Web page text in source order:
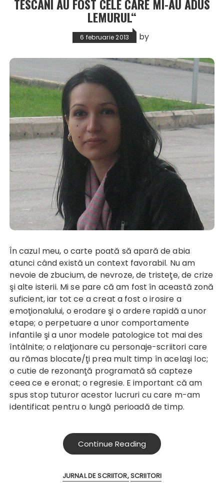
TESCANI AU FOST CELE CARE MI-AU ADUS
LEMURUL“
6 februarie 2013 by
În cazul meu, o carte poată să apară de abia
atunci când există un context favorabil. Nu am
nevoie de zbucium, de nevroze, de tristeţe, de crize
şi alte isterii. Mi se pare că am fost în această zonă
suficient, iar tot ce a creat a fost o irosire a
emoţionalului, o erodare şi o ardere rapidă a unor
etape; o perpetuare a unor comportamente
infantile şi a unor modele patologice tot mai des
întâlnite; o relaţionare cu personaje-scriitori care
au rămas blocate/ţi prea mult timp în acelaşi loc;
o cutie de rezonanţă programată să capteze
ceea ce e eronat; o regresie. E important că am
spus stop tuturor acestor lucruri cu care m-am
identificat pentru o lungă perioadă de timp.
Continue Reading
JURNAL DE SCRIITOR SCRIITORI